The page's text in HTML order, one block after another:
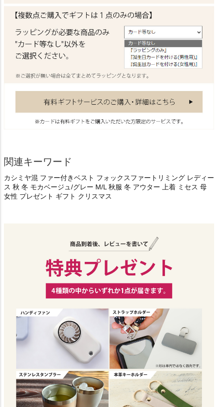
関連キーワード
カシミヤ混 ファー付きベスト フォックスファートリミング レディー
ス 秋 冬 モカベージュ/グレー M/L 秋服 冬 アウター 上着 ミセス 母
女性 プレゼント ギフト クリスマス